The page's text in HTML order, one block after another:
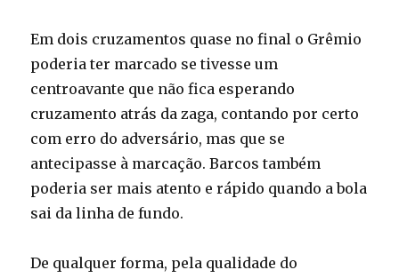
Em dois cruzamentos quase no final o Grêmio
poderia ter marcado se tivesse um
centroavante que não fica esperando
cruzamento atrás da zaga, contando por certo
com erro do adversário, mas que se
antecipasse à marcação. Barcos também
poderia ser mais atento e rápido quando a bola
sai da linha de fundo.
De qualquer forma, pela qualidade do